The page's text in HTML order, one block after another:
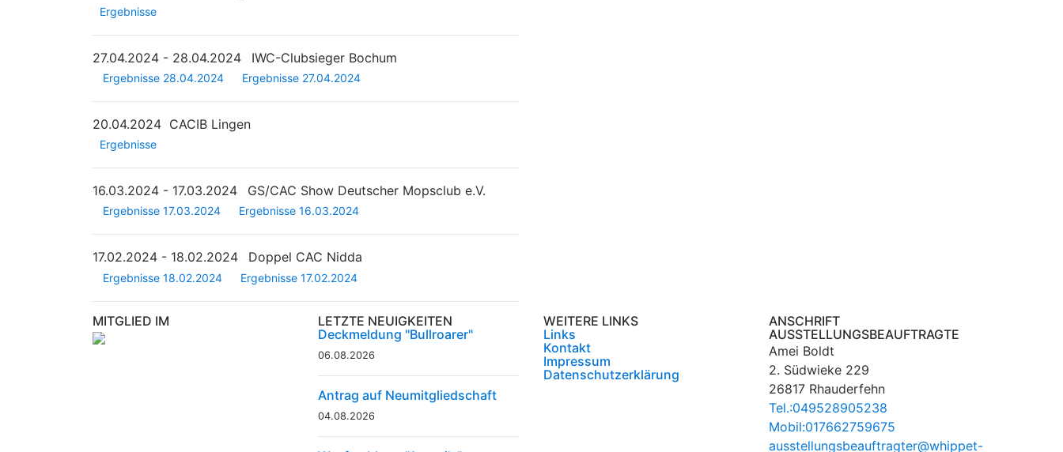
Ergebnisse
27.04.2024 - 28.04.2024 IWC-Clubsieger Bochum
Ergebnisse 28.04.2024 Ergebnisse 27.04.2024
20.04.2024 CACIB Lingen
Ergebnisse
16.03.2024 - 17.03.2024 GS/CAC Show Deutscher Mopsclub e.V.
Ergebnisse 17.03.2024 Ergebnisse 16.03.2024
17.02.2024 - 18.02.2024 Doppel CAC Nidda
Ergebnisse 18.02.2024 Ergebnisse 17.02.2024
MITGLIED IM
LETZTE NEUIGKEITEN
Deckmeldung "Bullroarer"
06.08.2026
Antrag auf Neumitgliedschaft
04.08.2026
WEITERE LINKS
Links
Kontakt
Impressum
Datenschutzerklärung
ANSCHRIFT
AUSSTELLUNGSBEAUFTRAGTE
Amei Boldt
2. Südwieke 229
26817 Rhauderfehn
Tel.:049528905238
Mobil:017662759675
ausstellungsbeauftragter@whippet-